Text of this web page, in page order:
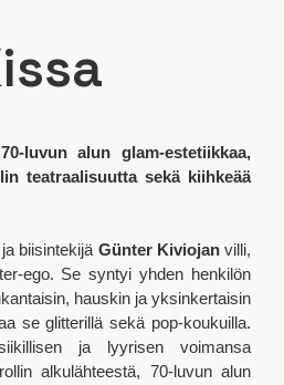
luvun alun glam-estetiikkaa,
teatraalisuutta sekä kiihkeää
biisintekijä Günter Kiviojanvilli,
ego. Se syntyi yhden henkilön
hauskin ja yksinkertaisin
se glitterillä sekä pop-koukuilla.
ja lyyrisen voimansa
alkulähteestä, 70-luvun alun